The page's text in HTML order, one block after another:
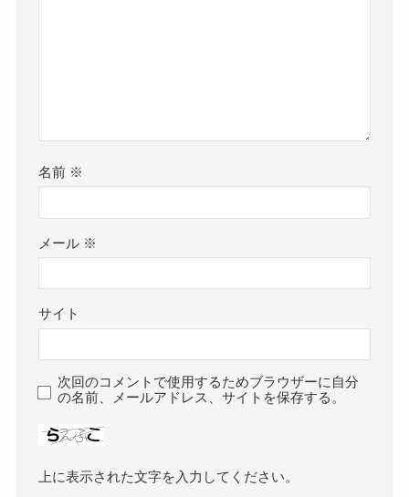
名前 ※
メール ※
サイト
次回のコメントで使用するためブラウザーに自分
の名前、メールアドレス、サイトを保存する。
上に表示された文字を入力してください。